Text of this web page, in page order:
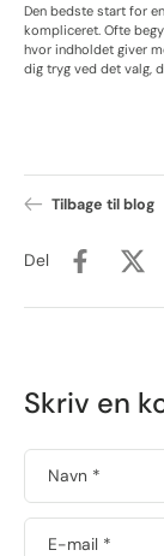
Den bedste start for
kompliceret. Ofte
hvor indholdet giver
dig tryg ved det valg,
Tilbage til blog
Del
Skriv en
Navn *
E-mail *